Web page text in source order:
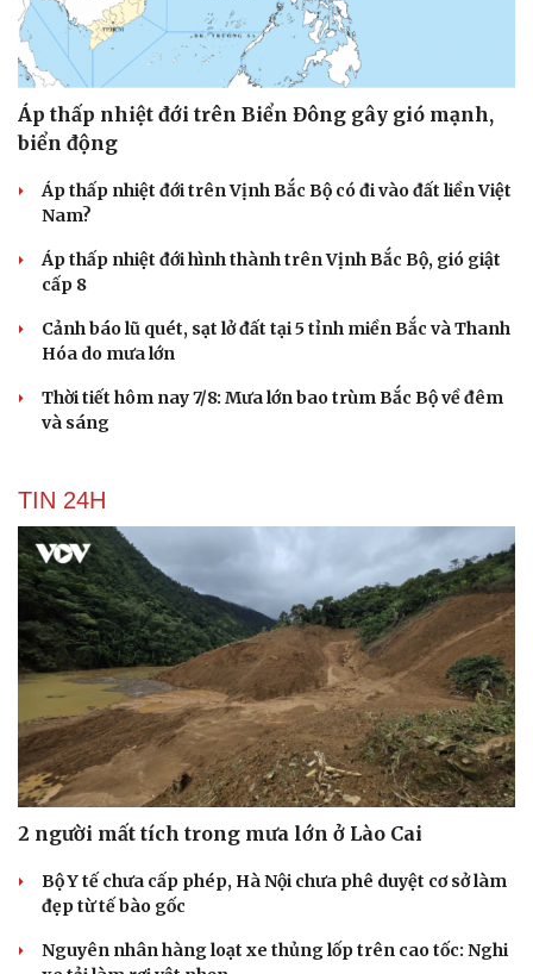
Áp thấp nhiệt đới trên Biển Đông gây gió mạnh,
biển động
Áp thấp nhiệt đới trên Vịnh Bắc Bộ có đi vào đất liền Việt
Nam?
Áp thấp nhiệt đới hình thành trên Vịnh Bắc Bộ, gió giật
cấp 8
Cảnh báo lũ quét, sạt lở đất tại 5 tỉnh miền Bắc và Thanh
Hóa do mưa lớn
Thời tiết hôm nay 7/8: Mưa lớn bao trùm Bắc Bộ về đêm
và sáng
TIN 24H
2 người mất tích trong mưa lớn ở Lào Cai
Bộ Y tế chưa cấp phép, Hà Nội chưa phê duyệt cơ sở làm
đẹp từ tế bào gốc
Nguyên nhân hàng loạt xe thủng lốp trên cao tốc: Nghi